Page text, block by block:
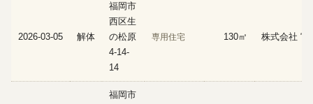
2026-03-05 解体
福岡市
西区生
の松原
4-14-
14
専用住宅 130㎡ 株式会社 宮
福岡市